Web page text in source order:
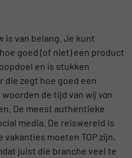
van belang. Je kunt
goed (of niet) een product
en is stukken
die zegt hoe goed een
de tijd van wij van
De meest authentieke
media. De reiswereld is
moeten TOP zijn,
juist die branche veel te